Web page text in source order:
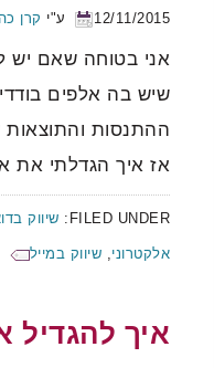
12/11/2015 ע"י קרן
אני בטוחה שאם יש
שיש בה אלפים
ההתנסות והתוצאות
אז איך הגדלתי את אחוזי
FILED UNDER: שיווק
אלקטרוני, שיווק במייל
איך